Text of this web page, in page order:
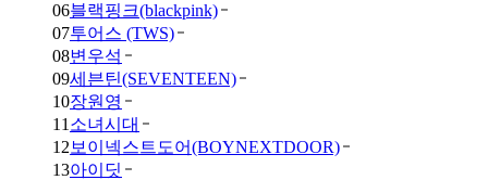
06블랙핑크(blackpink)
07투어스 (TWS)
08변우석
09세븐틴(SEVENTEEN)
10장원영
11 소녀시대
12 보이넥스트도어(BOYNEXTDOOR)
13아이딧